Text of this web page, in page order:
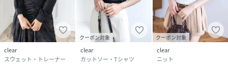
clear
スウェット・トレーナー
クーポン対象
clear
カットソー・Tシャツ
クーポン対象
clear
ニット